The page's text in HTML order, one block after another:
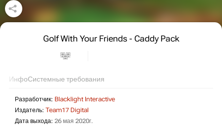
Golf With Your Friends - Caddy Pack
ИнфоСистемные требования
Разработчик: Blacklight Interactive
Издатель: Team17 Digital
Дата выхода: 26 мая 2020г.